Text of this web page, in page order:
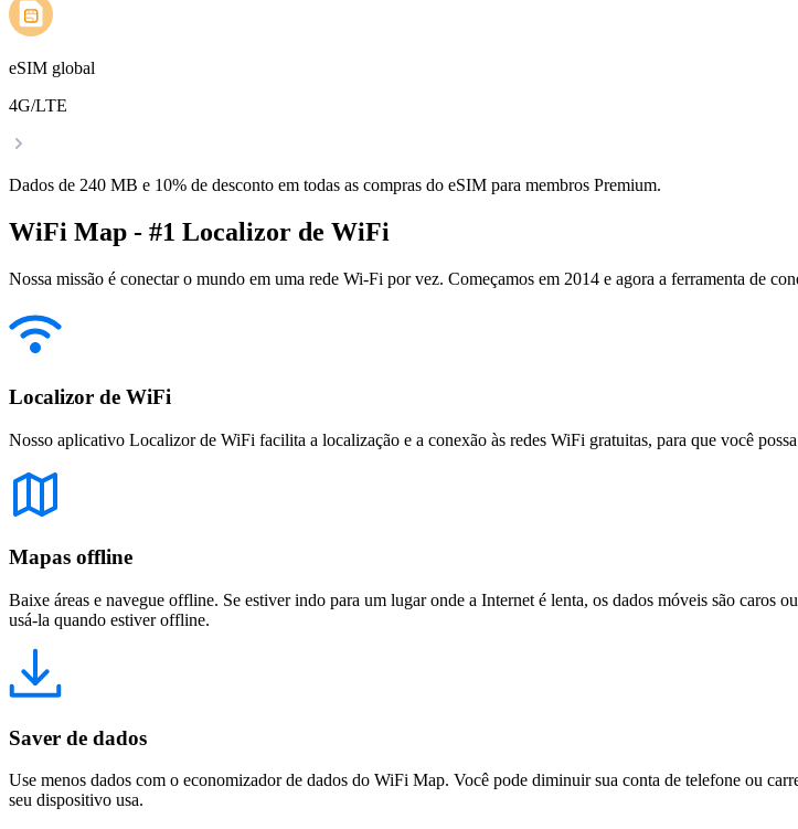
eSIM global
4G/LTE
Dados de 240 MB e 10% de desconto em todas as compras do eSIM para membros Premium.
WiFi Map - #1 Localizor de WiFi
Nossa missão é conectar o mundo em uma rede Wi-Fi por vez. Começamos em 2014 e agora a ferramenta de
Localizor de WiFi
Nosso aplicativo Localizor de WiFi facilita a localização e a conexão às redes WiFi gratuitas, para que você
Mapas offline
Baixe áreas e navegue offline. Se estiver indo para um lugar onde a Internet é lenta, os dados móveis são
usá-la quando estiver offline.
Saver de dados
Use menos dados com o economizador de dados do WiFi Map. Você pode diminuir sua conta de telefone ou
seu dispositivo usa.